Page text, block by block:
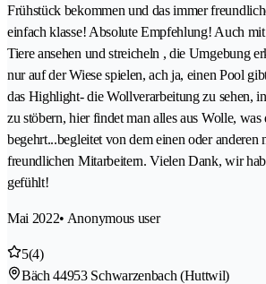
Frühstück bekommen und das immer
einfach klasse! Absolute Empfehlung! Auch
Tiere ansehen und streicheln , die Umgebung
nur auf der Wiese spielen, ach ja, einen Pool
das Highlight- die Wollverarbeitung zu sehen,
zu stöbern, hier findet man alles aus Wolle, was
begehrt...begleitet von dem einen oder anderen
freundlichen Mitarbeitern. Vielen Dank, wir
gefühlt!
Mai 2022• Anonymous user
5(4)
Bäch 44953 Schwarzenbach (Huttwil)